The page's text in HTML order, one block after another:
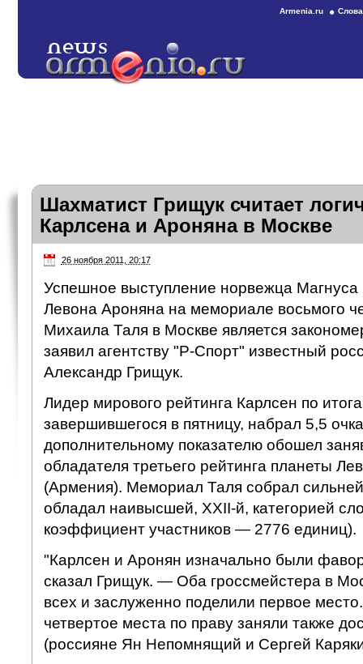
Armenia.ru
Шахматист Грищук считает
Карлсена и Ароняна в Москве
26 ноября 2011, 20:17
Успешное выступление норвежца
Левона Ароняна на мемориале восьмого
Михаила Таля в Москве является
заявил агентству "Р-Спорт" известный
Александр Грищук.
Лидер мирового рейтинга Карлсен по
завершившегося в пятницу, набрал 5,5
дополнительному показателю обошел
обладателя третьего рейтинга планеты
(Армения). Мемориал Таля собрал
обладал наивысшей, XXII-й, категорией
коэффициент участников — 2776 единиц).
"Карлсен и Аронян изначально были
сказал Грищук. — Оба гроссмейстера в
всех и заслуженно поделили первое
четвертое места по праву заняли также
(россияне Ян Непомнящий и Сергей